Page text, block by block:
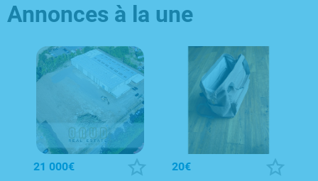
Annonces à la une
21 000€ 20€